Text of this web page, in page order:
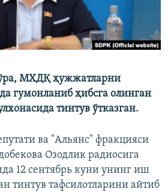
МХДҚ ҳужжатларни
гумонланиб ҳибсга олинган
тинтув ўтказган.
ва "Альянс" фракцияси
Озодлик радиосига
12 сентябрь куни унинг иш
тинтув тафсилотларини айтиб